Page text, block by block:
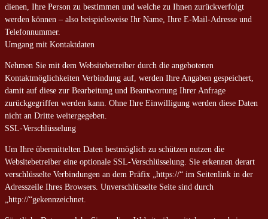
dienen, Ihre Person zu bestimmen und welche zu Ihnen zurückverfolgt
werden können – also beispielsweise Ihr Name, Ihre E-Mail-Adresse und
Telefonnummer.
Umgang mit Kontaktdaten
Nehmen Sie mit dem Websitebetreiber durch die angebotenen
Kontaktmöglichkeiten Verbindung auf, werden Ihre Angaben gespeichert,
damit auf diese zur Bearbeitung und Beantwortung Ihrer Anfrage
zurückgegriffen werden kann. Ohne Ihre Einwilligung werden diese Daten
nicht an Dritte weitergegeben.
SSL-Verschlüsselung
Um Ihre übermittelten Daten bestmöglich zu schützen nutzen die
Websitebetreiber eine optionale SSL-Verschlüsselung. Sie erkennen derart
verschlüsselte Verbindungen an dem Präfix „https://“ im Seitenlink in der
Adresszeile Ihres Browsers. Unverschlüsselte Seite sind durch
„http://“gekennzeichnet.